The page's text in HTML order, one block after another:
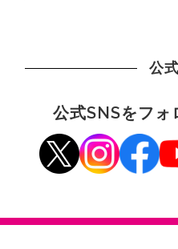
公
公式SNSをフォ